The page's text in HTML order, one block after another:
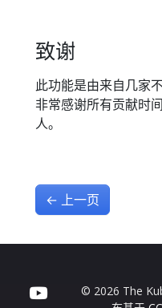
致谢
此功能是由来自几家
非常感谢所有贡献时
人。
← 上一页
© 2026 The